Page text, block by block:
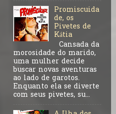
Promiscuida
de, os
Pivetes de
Kátia
Cansada da
morosidade do marido,
uma mulher decide
buscar novas aventuras
ao lado de garotos.
Enquanto ela se diverte
com seus pivetes, su...